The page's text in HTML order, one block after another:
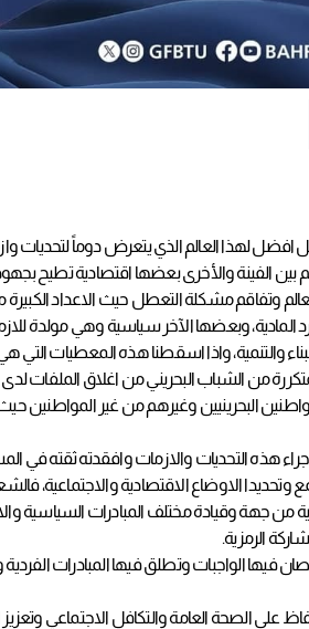
افضل لهذا العالم الذي يتعرض دوماً
الفينة والأخرى بعضها اقتصادية تطيح بجهود
وتفاقم مشكلة التعطل حيث الاعداد
وبعضها الآخر سياسية وهي مولدة
والتنمية، واذا اسقطنا هذه المعطيات
من الشباب البحريني من اغلاق الملفات
جراء هذه التحديات والازمات وافقدته ثقته
الاوضاع الاقتصادية والاجتماعية،
من جهة وقيادة مختلف المبادرات السياسية
الرمزية.
فيها الواجبات وتطلق فيها المبادرات
على الصحة العامة والتكافل الاجتماعي